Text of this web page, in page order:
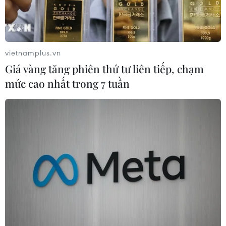
Kylian Mbappe, ngôi sao trẻ 18 tuổi đang khoác
áo Monaco, tiếp tục trở thành tâm điểm của
những cuộc "đại chiến" trong kỳ chuyển
vietnamplus.vn
Giá vàng tăng phiên thứ tư liên tiếp, chạm
mức cao nhất trong 7 tuần